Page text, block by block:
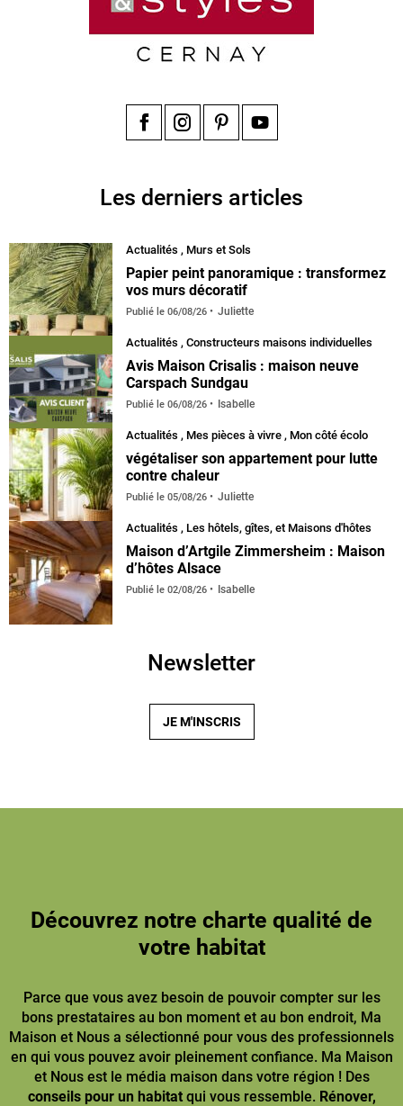
Les derniers articles
Actualités , Murs et Sols
Papier peint panoramique : transformez
vos murs décoratif
Publié le 06/08/26 Juliette
Actualités , Constructeurs maisons individuelles
Avis Maison Crisalis : maison neuve
Carspach Sundgau
Publié le 06/08/26 Isabelle
Actualités , Mes pièces à vivre , Mon côté écolo
végétaliser son appartement pour lutte
contre chaleur
Publié le 05/08/26 Juliette
Actualités , Les hôtels, gîtes, et Maisons d'hôtes
Maison d’Artgile Zimmersheim : Maison
d’hôtes Alsace
Publié le 02/08/26 Isabelle
Newsletter
JE M'INSCRIS
Découvrez notre charte qualité de
votre habitat
Parce que vous avez besoin de pouvoir compter sur les
bons prestataires au bon moment et au bon endroit, Ma
Maison et Nous a sélectionné pour vous des professionnels
en qui vous pouvez avoir pleinement confiance. Ma Maison
et Nous est le média maison dans votre région ! Des
conseils pour un habitatqui vous ressemble. Rénover,